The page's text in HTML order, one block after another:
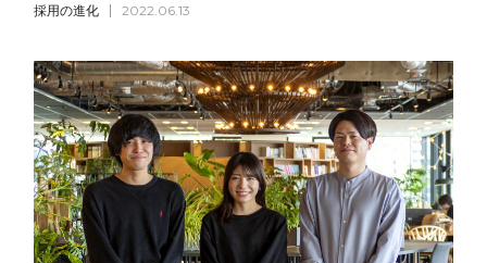
採用の進化 2022.06.13